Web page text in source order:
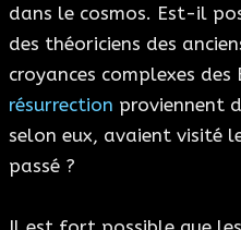
dans le cosmos. Est-il
des théoriciens des
croyances complexes des
résurrection proviennent
selon eux, avaient visité
passé ?